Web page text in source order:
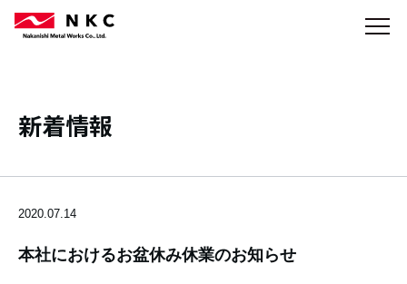
新着情報
2020.07.14
本社におけるお盆休み休業のお知らせ